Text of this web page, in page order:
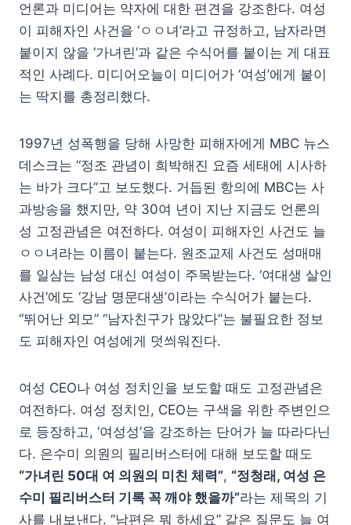
언론과 미디어는 약자에 대한 편견을 강조한다. 여성
이 피해자인 사건을 ‘ㅇㅇ녀’라고 규정하고, 남자라면
붙이지 않을 ‘가녀린’과 같은 수식어를 붙이는 게 대표
적인 사례다. 미디어오늘이 미디어가 ‘여성’에게 붙이
는 딱지를 총정리했다.
1997년 성폭행을 당해 사망한 피해자에게 MBC 뉴스
데스크는 “정조 관념이 희박해진 요즘 세태에 시사하
는 바가 크다”고 보도했다. 거듭된 항의에 MBC는 사
과방송을 했지만, 약 30여 년이 지난 지금도 언론의
성 고정관념은 여전하다. 여성이 피해자인 사건도 늘
ㅇㅇ녀라는 이름이 붙는다. 원조교제 사건도 성매매
를 일삼는 남성 대신 여성이 주목받는다. ‘여대생 살인
사건’에도 ‘강남 명문대생’이라는 수식어가 붙는다.
“뛰어난 외모” “남자친구가 많았다”는 불필요한 정보
도 피해자인 여성에게 덧씌워진다.
여성 CEO나 여성 정치인을 보도할 때도 고정관념은
여전하다. 여성 정치인, CEO는 구색을 위한 주변인으
로 등장하고, ‘여성성’을 강조하는 단어가 늘 따라다닌
다. 은수미 의원의 필리버스터에 대해 보도할 때도
“가녀린 50대 여 의원의 미친 체력”, “정청래, 여성 은
수미 필리버스터 기록 꼭 깨야 했을까”라는 제목의 기
사를 내보낸다. “남편은 뭐 하세요” 같은 질문도 늘 여